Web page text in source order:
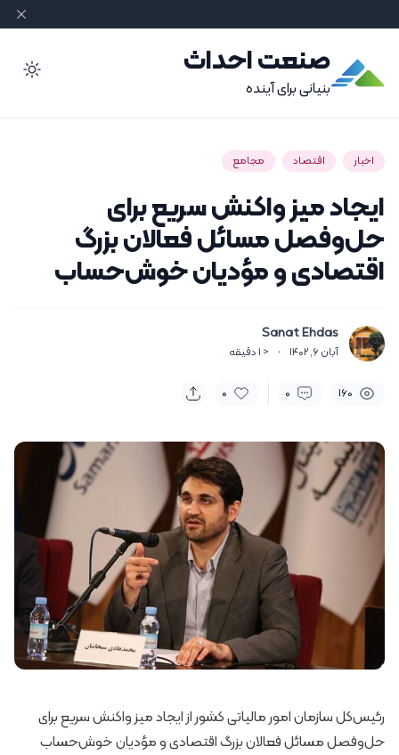
صنعت احداث
بنیانی برای آینده
اخبار اقتصاد مجامع
ایجاد میز واکنش سریع برای
حل‌وفصل مسائل فعالان بزرگ
اقتصادی و مؤدیان خوش‌حساب
Sanat Ehdas
آبان 6, 1402 ·
< 1 دقیقه
160
0
0
رئیس‌کل سازمان امور مالیاتی کشور از ایجاد میز واکنش سریع برای
حل‌وفصل مسائل فعالان بزرگ اقتصادی و مؤدیان خوش‌حساب